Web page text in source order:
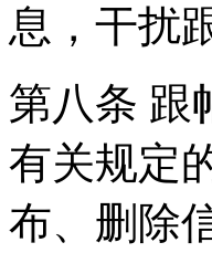
息，干扰
第八条 跟
有关规定
布、删除